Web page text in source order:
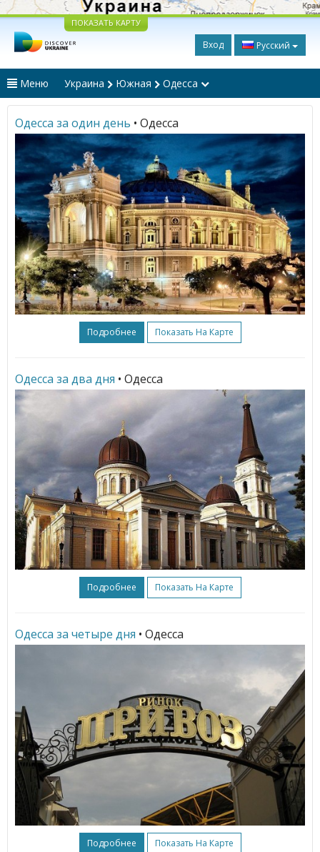
ПОКАЗАТЬ КАРТУ
Вход Русский
Меню Украина Южная Одесса
Одесса за один день • Одесса
Подробнее Показать На Карте
Одесса за два дня • Одесса
Подробнее Показать На Карте
Одесса за четыре дня • Одесса
Подробнее Показать На Карте